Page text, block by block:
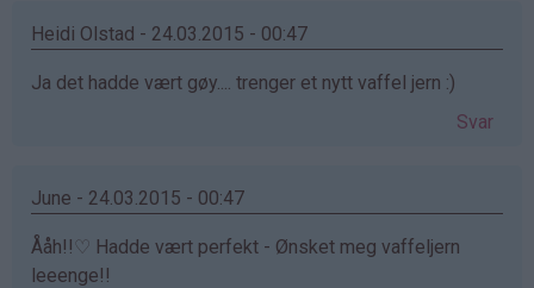
Heidi Olstad - 24.03.2015 - 00:47
Ja det hadde vært gøy.... trenger et nytt vaffel jern :)
Svar
June - 24.03.2015 - 00:47
Ååh!!♡ Hadde vært perfekt - Ønsket meg vaffeljern
leeenge!!